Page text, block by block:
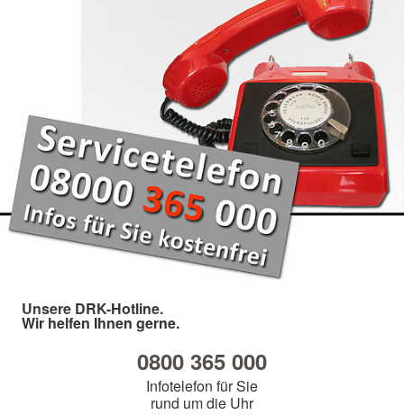
Unsere DRK-Hotline.
Wir helfen Ihnen gerne.
0800 365 000
Infotelefon für Sie
rund um die Uhr